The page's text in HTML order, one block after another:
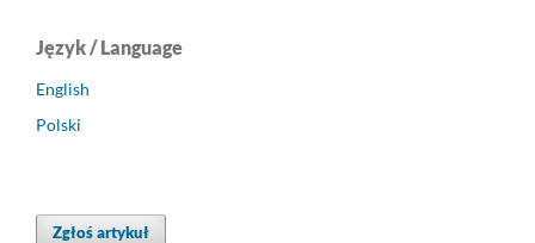
Język / Language
English
Polski
Zgłoś artykuł